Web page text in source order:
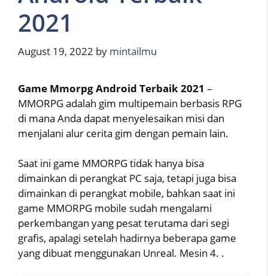
2021
August 19, 2022 by mintailmu
Game Mmorpg Android Terbaik 2021 –
MMORPG adalah gim multipemain berbasis RPG
di mana Anda dapat menyelesaikan misi dan
menjalani alur cerita gim dengan pemain lain.
Saat ini game MMORPG tidak hanya bisa
dimainkan di perangkat PC saja, tetapi juga bisa
dimainkan di perangkat mobile, bahkan saat ini
game MMORPG mobile sudah mengalami
perkembangan yang pesat terutama dari segi
grafis, apalagi setelah hadirnya beberapa game
yang dibuat menggunakan Unreal. Mesin 4. .